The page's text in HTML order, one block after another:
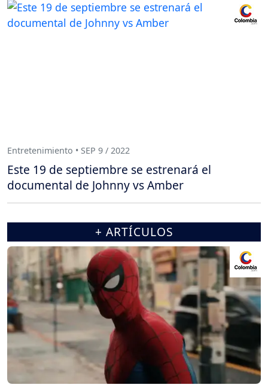
Entretenimiento • SEP 9 / 2022
Este 19 de septiembre se estrenará el
documental de Johnny vs Amber
+ ARTÍCULOS